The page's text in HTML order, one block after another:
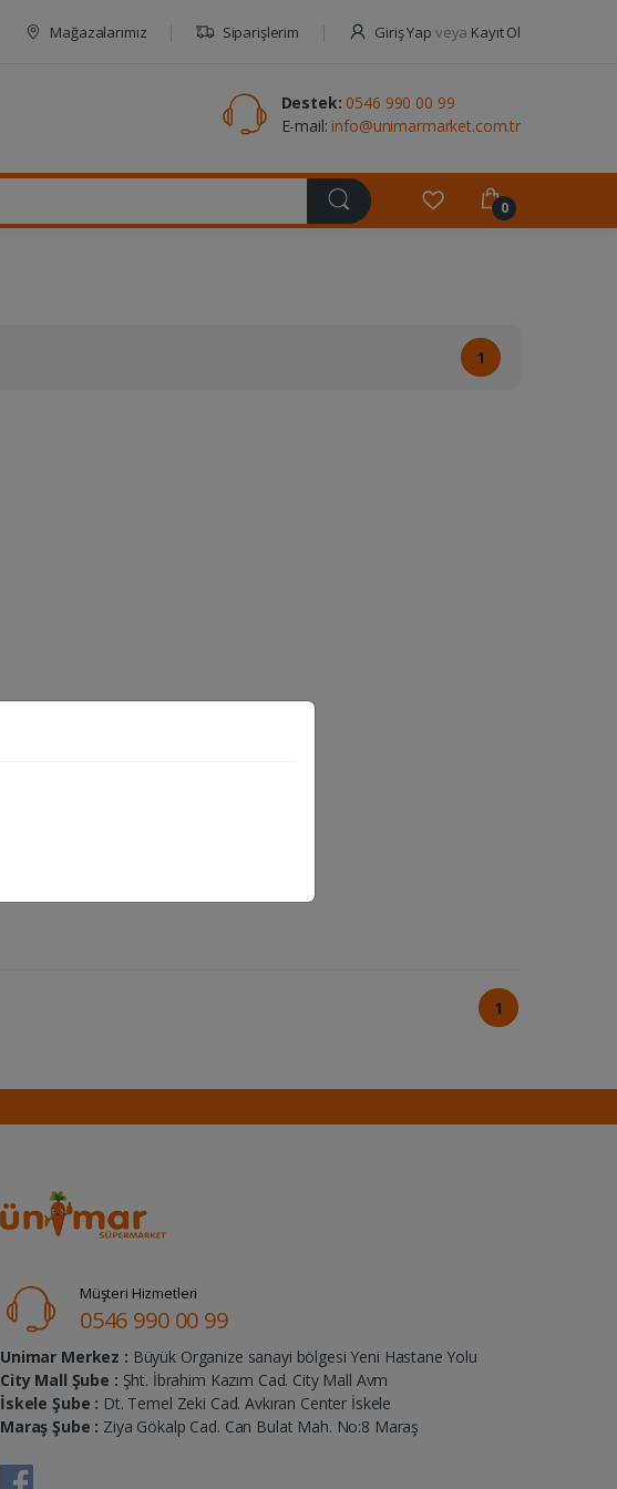
Mağazalarımız Siparişlerim Giriş Yap veya Kayıt Ol
Destek: 0546 990 00 99
E-mail: info@unimarmarket.com.tr
0
1
1
Müşteri Hizmetleri
0546 990 00 99
Unimar Merkez : Büyük Organize sanayi bölgesi Yeni Hastane Yolu
City Mall Şube : Şht. İbrahim Kazım Cad. City Mall Avm
İskele Şube : Dt. Temel Zeki Cad. Avkıran Center İskele
Maraş Şube : Ziya Gökalp Cad. Can Bulat Mah. No:8 Maraş